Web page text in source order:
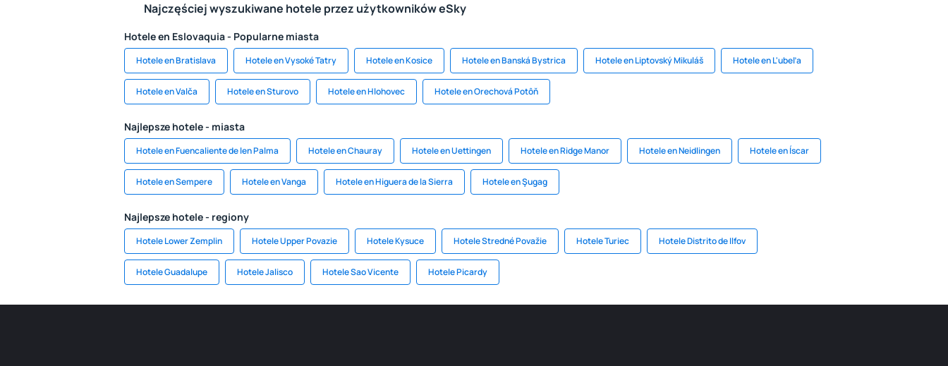
Najczęściej wyszukiwane hotele przez użytkowników eSky
Hotele en Eslovaquia - Popularne miasta
Hotele en Bratislava Hotele en Vysoké Tatry Hotele en Kosice Hotele en Banská Bystrica Hotele en Liptovský Mikuláš Hotele en L'ubeľa
Hotele en Valča Hotele en Sturovo Hotele en Hlohovec Hotele en Orechová Potôň
Najlepsze hotele - miasta
Hotele en Fuencaliente de len Palma Hotele en Chauray Hotele en Uettingen Hotele en Ridge Manor Hotele en Neidlingen Hotele en Íscar
Hotele en Sempere Hotele en Vanga Hotele en Higuera de la Sierra Hotele en Şugag
Najlepsze hotele - regiony
Hotele Lower Zemplin Hotele Upper Povazie Hotele Kysuce Hotele Stredné Považie Hotele Turiec Hotele Distrito de Ilfov
Hotele Guadalupe Hotele Jalisco Hotele Sao Vicente Hotele Picardy